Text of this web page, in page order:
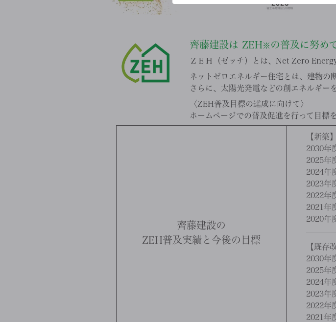
齊藤建設は ZEH※ の普及に努め
ＺＥＨ（ゼッチ）とは、Net Zero
ネットゼロエネルギー住宅とは、建物の
さらに、太陽光発電などの創エネルギー
〈ZEH普及目標の達成に向けて〉
ホームページでの普及促進を行って目標
齊藤建設の
ZEH普及実績と今後の目標
【新築】
2030年
2025年
2024年
2023年
2022年
2021年
2020年
【既存
2030年
2025年
2024年
2023年
2022年
2021年